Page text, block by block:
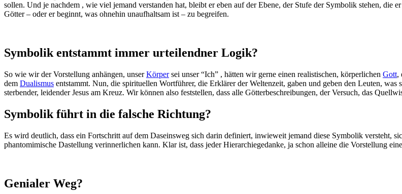
sollen. Und je nachdem , wie viel jemand verstanden hat, bleibt er eben auf der Ebene, der Stufe der Symbolik stehen, die
Götter – oder er beginnt, was ohnehin unaufhaltsam ist – zu begreifen.
Symbolik entstammt immer urteilendner Logik?
So wie wir der Vorstellung anhängen, unserKörpersei unser “Ich” , hätten wir gerne einen realistischen, körperlichen Gott,
dem Dualismus entstammt. Nun, die spirituellen Wortführer, die Erklärer der Weltenzeit, gaben und geben den Leuten,
sterbender, leidender Jesus am Kreuz. Wir können also feststellen, dass alle Götterbeschreibungen, der Versuch, das
Symbolik führt in die falsche Richtung?
Es wird deutlich, dass ein Fortschritt auf dem Daseinsweg sich darin definiert, inwieweit jemand diese Symbolik versteht,
phantomimische Dastellung verinnerlichen kann. Klar ist, dass jeder Hierarchiegedanke, ja schon alleine die Vorstellung
Genialer Weg?